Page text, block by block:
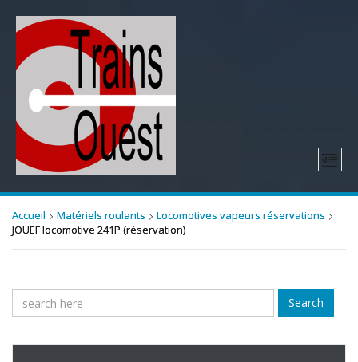
Accueil Matériels roulants
Locomotives vapeurs réservations
JOUEF locomotive 241P (réservation)
Search